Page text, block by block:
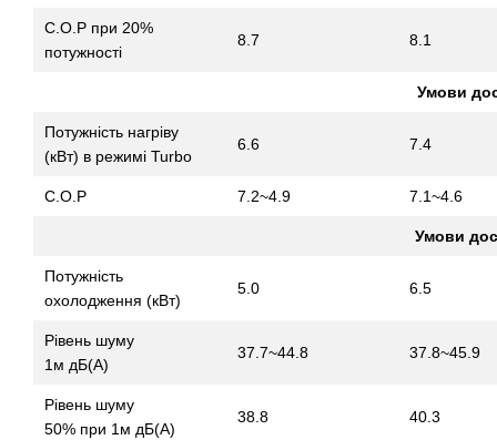
C.O.P при 20%
потужності
8.7 8.1
Умови
Потужність нагріву
(кВт) в режимі Turbo
6.6 7.4
C.O.P 7.2~4.9 7.1~4.6
Умови
Потужність
охолодження (кВт)
5.0 6.5
Рівень шуму
1м дБ(A)
37.7~44.8 37.8~45.9
Рівень шуму
50% при 1м дБ(А)
38.8 40.3